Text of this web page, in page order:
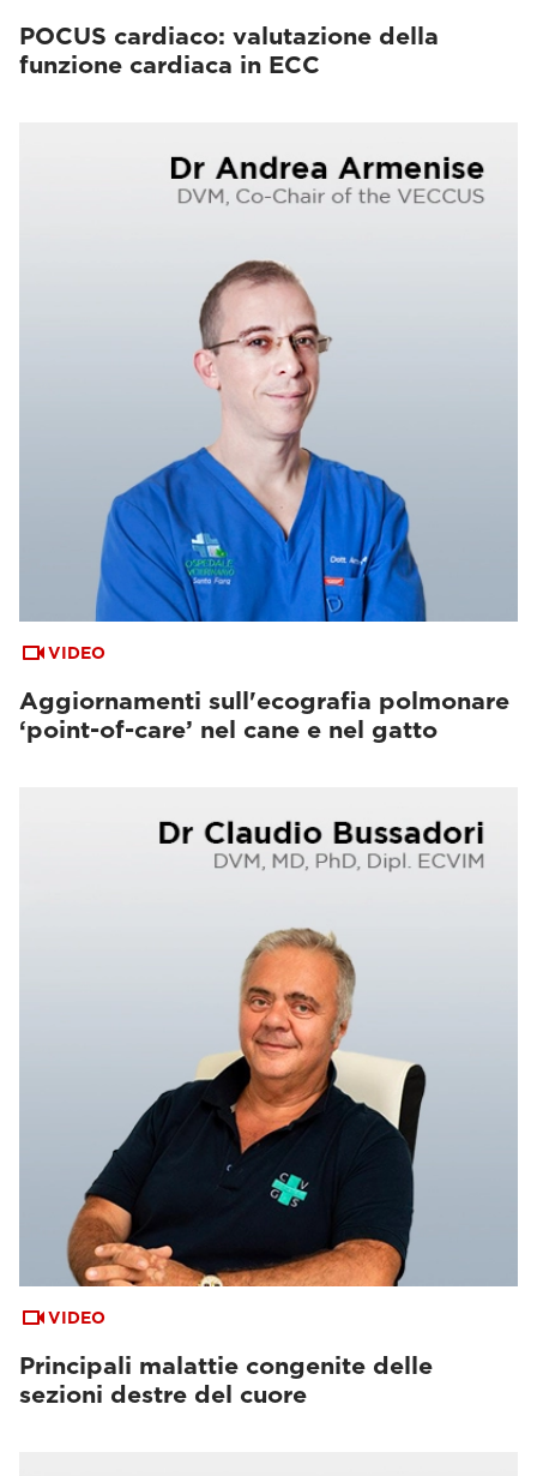
POCUS cardiaco: valutazione della
funzione cardiaca in ECC
VIDEO
Aggiornamenti sull'ecografia polmonare
‘point-of-care’ nel cane e nel gatto
VIDEO
Principali malattie congenite delle
sezioni destre del cuore